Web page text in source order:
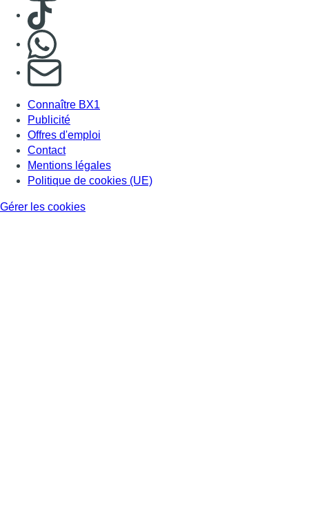
Consulter TikTok
S'abonner à notre newsletter
Connaître BX1
Publicité
Offres d'emploi
Contact
Mentions légales
Politique de cookies (UE)
Gérer les cookies